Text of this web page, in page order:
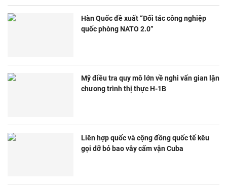
Hàn Quốc đề xuất “Đối tác công nghiệp
quốc phòng NATO 2.0”
Mỹ điều tra quy mô lớn về nghi vấn gian lận
chương trình thị thực H-1B
Liên hợp quốc và cộng đồng quốc tế kêu
gọi dỡ bỏ bao vây cấm vận Cuba